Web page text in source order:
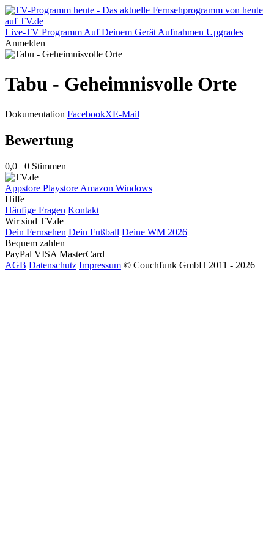
Live-TV Programm Auf Deinem Gerät Aufnahmen Upgrades
Anmelden
Tabu - Geheimnisvolle Orte
Dokumentation FacebookXE-Mail
Bewertung
0,0 0 Stimmen
Appstore Playstore Amazon Windows
Hilfe
Häufige Fragen Kontakt
Wir sind TV.de
Dein Fernsehen Dein Fußball Deine WM 2026
Bequem zahlen
PayPal VISA MasterCard
AGB Datenschutz Impressum © Couchfunk GmbH 2011 - 2026